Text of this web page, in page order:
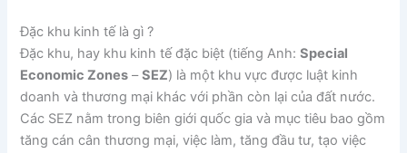
Đặc khu kinh tế là gì ?
Đặc khu, hay khu kinh tế đặc biệt (tiếng Anh:Special
Economic Zones –SEZ) là một khu vực được luật kinh
doanh và thương mại khác với phần còn lại của đất nước.
Các SEZ nằm trong biên giới quốc gia và mục tiêu bao gồm
tăng cán cân thương mại, việc làm, tăng đầu tư, tạo việc